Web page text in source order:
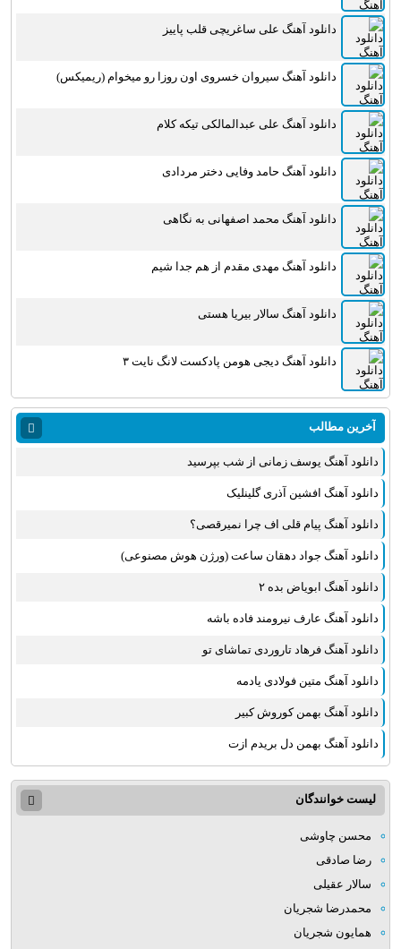
دانلود آهنگ علی ساغریچی قلب پاییز
دانلود آهنگ سیروان خسروی اون روزا رو میخوام (ریمیکس)
دانلود آهنگ علی عبدالمالکی تیکه کلام
دانلود آهنگ حامد وفایی دختر مردادی
دانلود آهنگ محمد اصفهانی به نگاهی
دانلود آهنگ مهدی مقدم از هم جدا شیم
دانلود آهنگ سالار بیریا هستی
دانلود آهنگ دیجی هومن پادکست لانگ نایت ۳
آخرین مطالب
دانلود آهنگ یوسف زمانی از شب بپرسید
دانلود آهنگ افشین آذری گلینلیک
دانلود آهنگ پیام قلی اف چرا نمیرقصی؟
دانلود آهنگ جواد دهقان ساعت (ورژن هوش مصنوعی)
دانلود آهنگ ابویاض بده ۲
دانلود آهنگ عارف نیرومند فاده باشه
دانلود آهنگ فرهاد تاروردی تماشای تو
دانلود آهنگ متین فولادی یادمه
دانلود آهنگ بهمن کوروش کبیر
دانلود آهنگ بهمن دل بریدم ازت
لیست خوانندگان
محسن چاوشی
رضا صادقی
سالار عقیلی
محمدرضا شجریان
همایون شجریان